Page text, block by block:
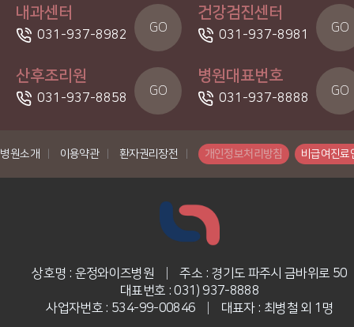
내과센터
031-937-8982 GO
건강검진센터
031-937-8981 GO
산후조리원
031-937-8858 GO
병원대표번호
031-937-8888 GO
병원소개 이용약관 환자권리장전 개인정보처리방침 비급여진료
상호명 : 운정와이즈병원
주소 : 경기도 파주시 금바위로 50
대표번호 : 031) 937-8888
사업자번호 : 534-99-00846
대표자 : 최병철 외 1명